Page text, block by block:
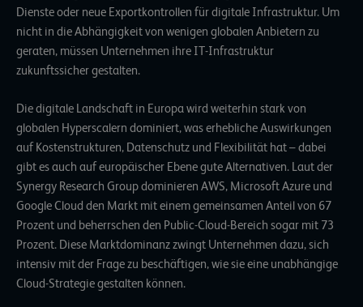
Dienste oder neue Exportkontrollen für digitale Infrastruktur. Um
nicht in die Abhängigkeit von wenigen globalen Anbietern zu
geraten, müssen Unternehmen ihre IT-Infrastruktur
zukunftssicher gestalten.
Die digitale Landschaft in Europa wird weiterhin stark von
globalen Hyperscalern dominiert, was erhebliche Auswirkungen
auf Kostenstrukturen, Datenschutz und Flexibilität hat – dabei
gibt es auch auf europäischer Ebene gute Alternativen. Laut der
Synergy Research Groupdominieren AWS, Microsoft Azure und
Google Cloud den Markt mit einem gemeinsamen Anteil von 67
Prozent und beherrschen den Public-Cloud-Bereich sogar mit 73
Prozent. Diese Marktdominanz zwingt Unternehmen dazu, sich
intensiv mit der Frage zu beschäftigen, wie sie eine unabhängige
Cloud-Strategie gestalten können.